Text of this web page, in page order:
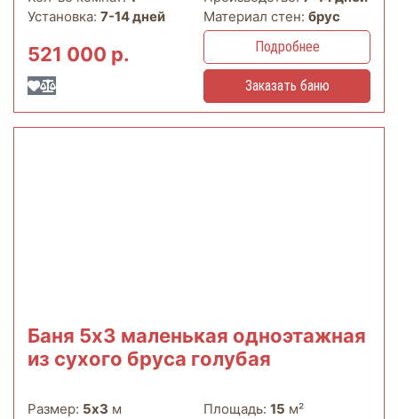
Установка: 7-14 дней Материал стен: брус
521 000 р. Подробнее
Заказать баню
Баня 5х3 маленькая одноэтажная
из сухого бруса голубая
Размер: 5х3 м Площадь: 15 м²